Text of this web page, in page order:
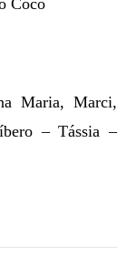
Coco
Maria, Marci,
– Tássia –